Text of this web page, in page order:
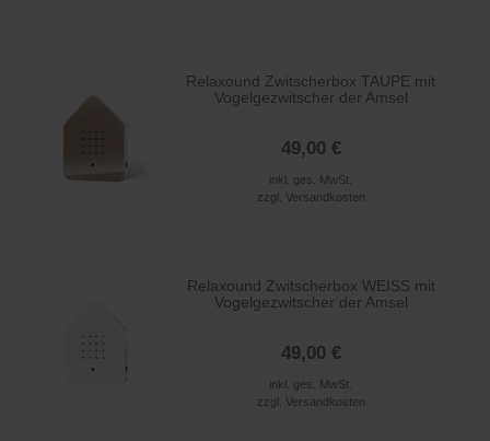
Relaxound Zwitscherbox TAUPE mit
Vogelgezwitscher der Amsel
49,00 €
inkl. ges. MwSt.
zzgl. Versandkosten
Relaxound Zwitscherbox WEISS mit
Vogelgezwitscher der Amsel
49,00 €
inkl. ges. MwSt.
zzgl. Versandkosten